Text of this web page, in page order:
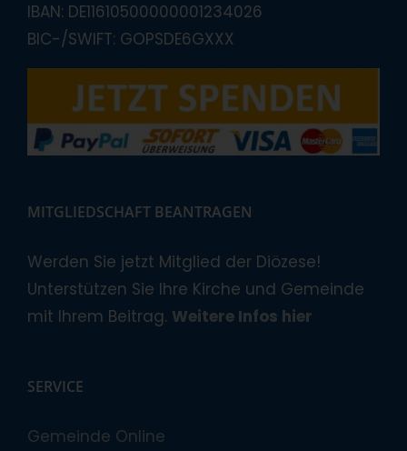
IBAN: DE11610500000001234026
BIC-/SWIFT: GOPSDE6GXXX
MITGLIEDSCHAFT BEANTRAGEN
Werden Sie jetzt Mitglied der Diözese!
Unterstützen Sie Ihre Kirche und Gemeinde
mit Ihrem Beitrag. Weitere Infos hier
SERVICE
Gemeinde Online